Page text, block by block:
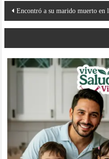
Navegación
de
entradas
Encontró a su marido muerto en